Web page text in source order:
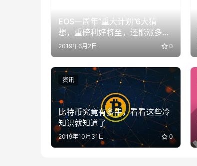
EOS一周年“重大计划”6大猜
想，重磅利好将至，还能涨多
少？
2019年6月2日 0
比特币究竟有多牛，看看这些冷
知识就知道了
2019年10月31日 0
资讯